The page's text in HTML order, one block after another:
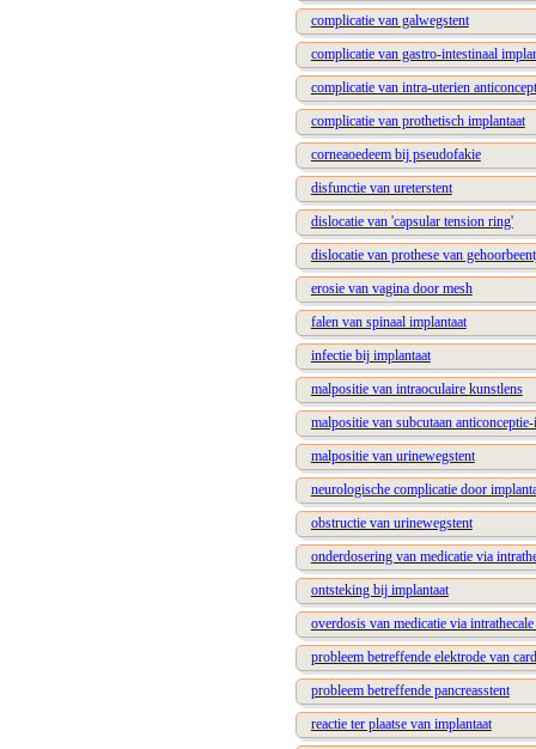
complicatie van galwegstent
complicatie van gastro-intestinaal
complicatie van intra-uterien
complicatie van prothetisch implantaat
corneaoedeem bij pseudofakie
disfunctie van ureterstent
dislocatie van 'capsular tension ring'
dislocatie van prothese van
erosie van vagina door mesh
falen van spinaal implantaat
infectie bij implantaat
malpositie van intraoculaire kunstlens
malpositie van subcutaan
malpositie van urinewegstent
neurologische complicatie door
obstructie van urinewegstent
onderdosering van medicatie via
ontsteking bij implantaat
overdosis van medicatie via
probleem betreffende elektrode van
probleem betreffende pancreasstent
reactie ter plaatse van implantaat